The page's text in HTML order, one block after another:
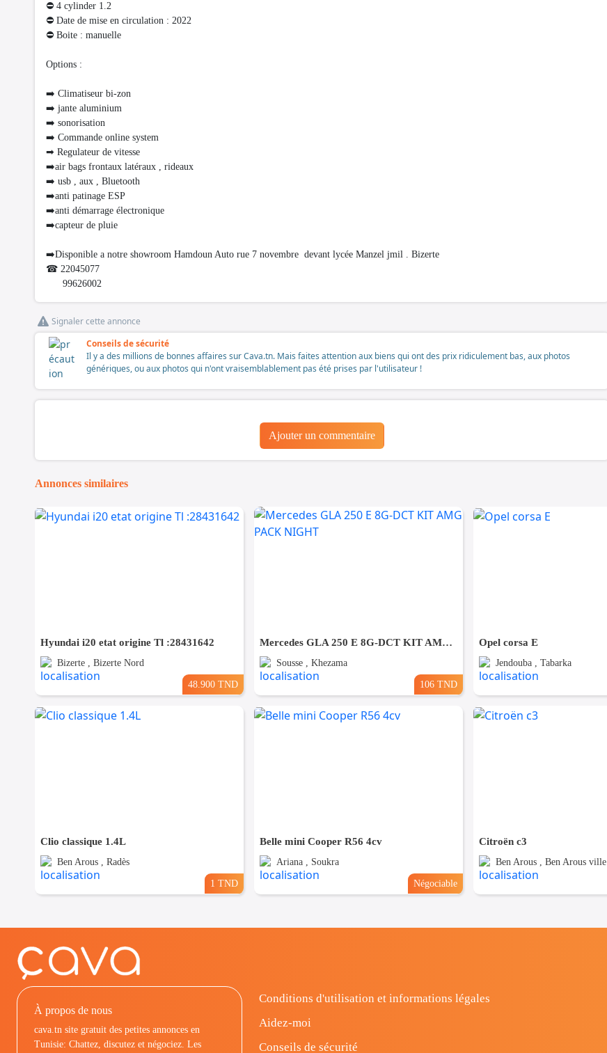
⛔️ 4 cylinder 1.2
⛔ Date de mise en circulation : 2022
⛔ Boite : manuelle
Options :
➡️ Climatiseur bi-zon
➡️ jante aluminium
➡️ sonorisation
➡️ Commande online system
➡ Regulateur de vitesse
➡️air bags frontaux latéraux , rideaux
➡️ usb , aux , Bluetooth
➡️anti patinage ESP
➡️anti démarrage électronique
➡️capteur de pluie
➡️Disponible a notre showroom Hamdoun Auto rue 7 novembre devant lycée Manzel jmil . Bizerte
☎ 22045077
99626002
Signaler cette annonce
Conseils de sécurité
Il y a des millions de bonnes affaires sur Cava.tn. Mais faites attention aux biens qui ont des prix ridiculement bas, aux photos
génériques, ou aux photos qui n'ont vraisemblablement pas été prises par l'utilisateur !
Ajouter un commentaire
Annonces similaires
Hyundai i20 etat origine Tl :28431642
Bizerte , Bizerte Nord
48.900 TND
Mercedes GLA 250 E 8G-DCT KIT AMG PACK NIGHT
Sousse , Khezama
106 TND
Opel corsa E
Jendouba , Tabarka
Clio classique 1.4L
Ben Arous , Radès
1 TND
Belle mini Cooper R56 4cv
Ariana , Soukra
Négociable
Citroën c3
Ben Arous , Ben Arous ville
À propos de nous
cava.tn site gratuit des petites annonces en
Tunisie: Chattez, discutez et négociez. Les
Conditions d'utilisation et informations légales
Aidez-moi
Conseils de sécurité